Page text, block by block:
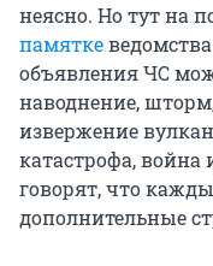
неясно. Но тут на
памятке
объявления ЧС
наводнение,
извержение
катастрофа,
говорят, что
дополнительные